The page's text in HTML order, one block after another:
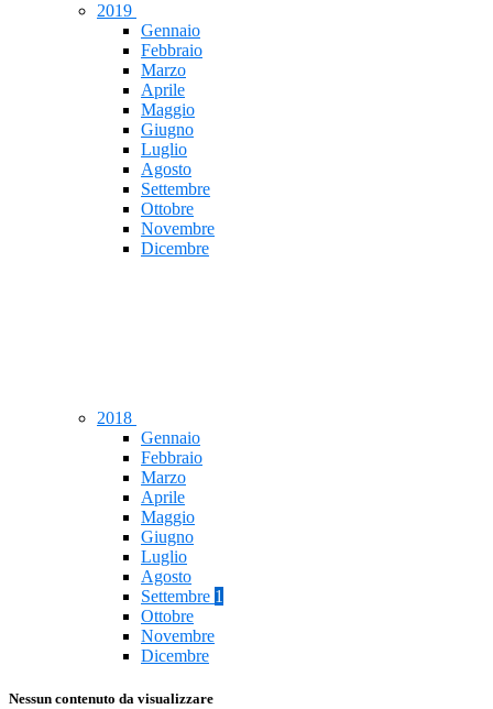
2019
Gennaio
Febbraio
Marzo
Aprile
Maggio
Giugno
Luglio
Agosto
Settembre
Ottobre
Novembre
Dicembre
2018
Gennaio
Febbraio
Marzo
Aprile
Maggio
Giugno
Luglio
Agosto
Settembre 1
Ottobre
Novembre
Dicembre
Nessun contenuto da visualizzare